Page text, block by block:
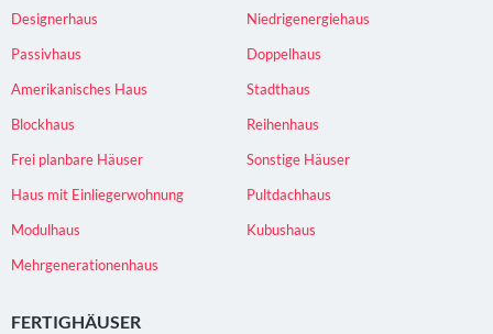
Designerhaus
Niedrigenergiehaus
Passivhaus
Doppelhaus
Amerikanisches Haus
Stadthaus
Blockhaus
Reihenhaus
Frei planbare Häuser
Sonstige Häuser
Haus mit Einliegerwohnung
Pultdachhaus
Modulhaus
Kubushaus
Mehrgenerationenhaus
FERTIGHÄUSER